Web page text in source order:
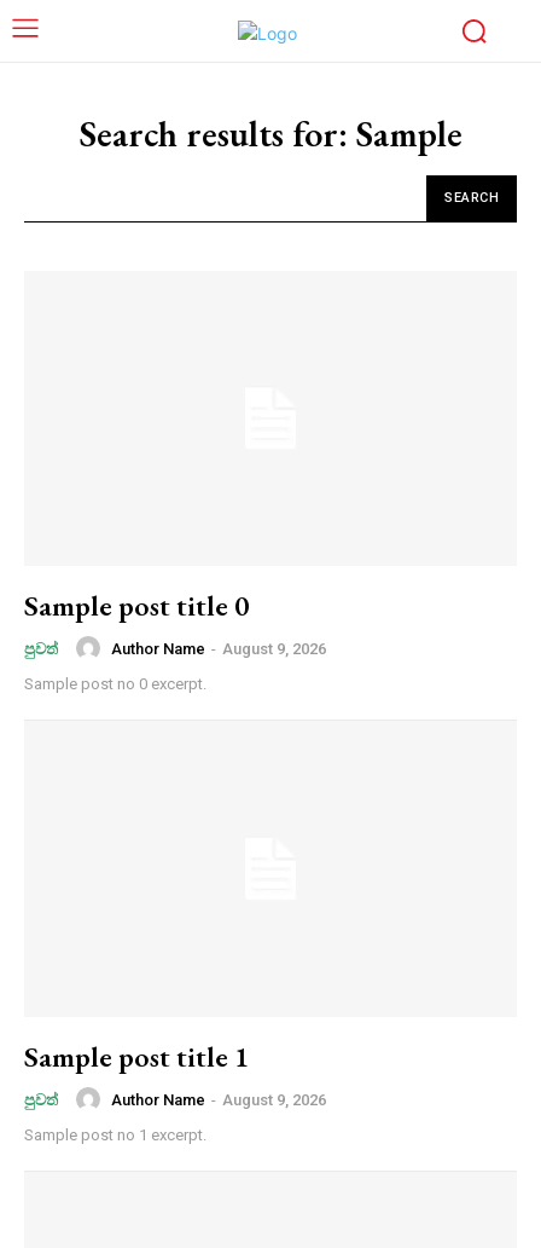
Search results for: Sample
SEARCH
Sample post title 0
පුවත් Author Name - August 9, 2026
Sample post no 0 excerpt.
Sample post title 1
පුවත් Author Name - August 9, 2026
Sample post no 1 excerpt.